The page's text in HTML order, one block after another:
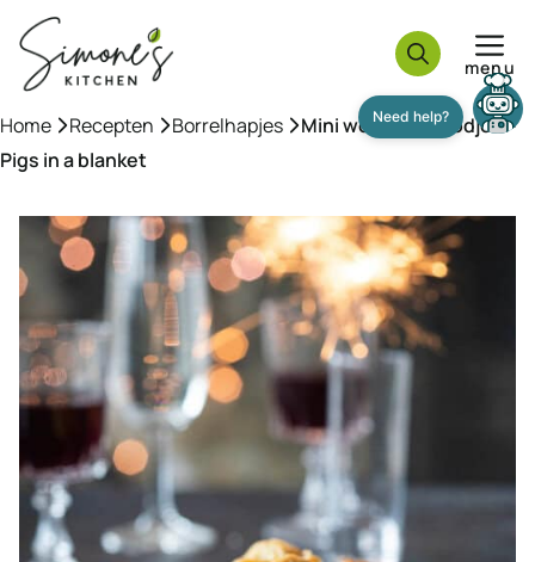
naar
inhoud
menu
Home »Recepten »Borrelhapjes »Mini worstenbroodjes –
Pigs in a blanket